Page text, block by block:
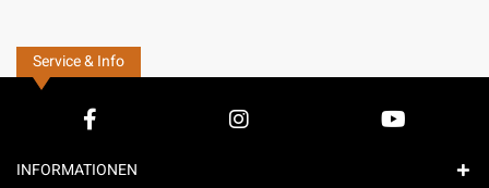
Service & Info
INFORMATIONEN